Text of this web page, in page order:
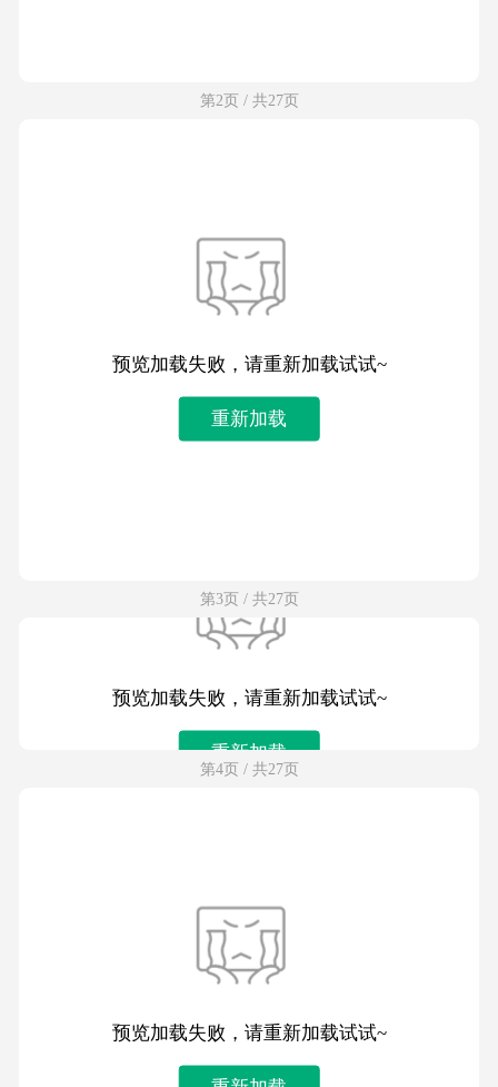
第2页 / 共27页
预览加载失败，请重新加载试试~
重新加载
第3页 / 共27页
重新加载